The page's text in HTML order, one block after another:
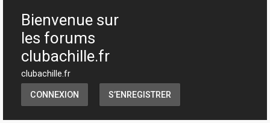
Bienvenue sur
les forums
clubachille.fr
clubachille.fr
CONNEXION S’ENREGISTRER